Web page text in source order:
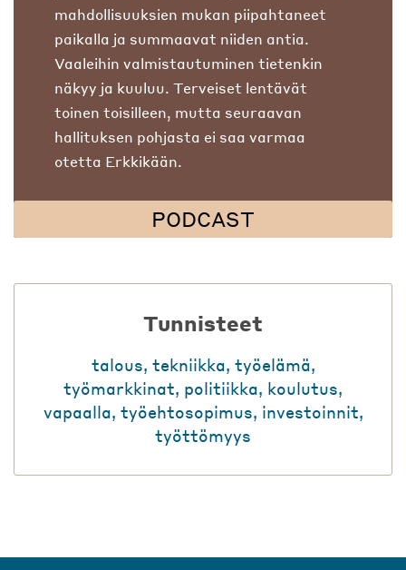
mahdollisuuksien mukan piipahtaneet
paikalla ja summaavat niiden antia.
Vaaleihin valmistautuminen tietenkin
näkyy ja kuuluu. Terveiset lentävät
toinen toisilleen, mutta seuraavan
hallituksen pohjasta ei saa varmaa
otetta Erkkikään.
PODCAST
Tunnisteet
talous, tekniikka, työelämä,
työmarkkinat, politiikka, koulutus,
vapaalla, työehtosopimus, investoinnit,
työttömyys